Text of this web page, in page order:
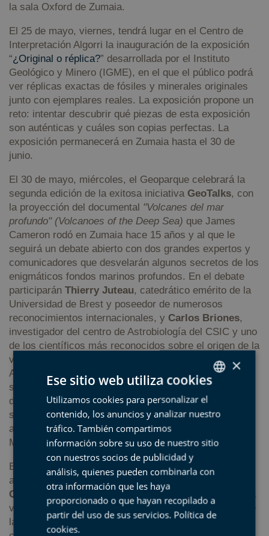
la sala Oxford de Zumaia.
El 25 de mayo, viernes, tendrá lugar en el Centro de
Interpretación Algorri la inauguración de la exposición
“¿Original o réplica?” desarrollada por el Instituto
Geológico y Minero (IGME), en el que el público podrá
ver réplicas exactas de fósiles y minerales originales
junto con ejemplares reales. La exposición propone un
reto: intentar descubrir qué piezas de esta exposición
son auténticas y cuáles son copias perfectas. La
exposición permanecerá en Zumaia hasta el 30 de
junio.
El 30 de mayo, miércoles, el Geoparque celebrará la
segunda edición de la exitosa iniciativa GeoTalks, con
la proyección del documental "Volcanes del mar
profundo" (Volcanoes of the Deep Sea) que James
Cameron rodó en Zumaia hace 15 años y al que le
seguirá un debate abierto con dos grandes expertos y
comunicadores que desvelarán algunos secretos de los
enigmáticos fondos marinos profundos. En el debate
participarán Thierry Juteau, catedrático emérito de la
Universidad de Brest y poseedor de numerosos
reconocimientos internacionales, y Carlos Briones,
investigador del centro de Astrobiología del CSIC y uno
de los científicos más reconocidos sobre el origen de la
vida en la Tierra. El director científico de Geoparkea,
Asier Hilario, hará las veces de moderador. Sin duda,
será una ocasión única para ver y escuchar a dos
destacados expertos de gran renombre debatiendo
sobre ciencia, vida y mares profundos. El evento,
abierto a todo el público, tendrá lugar en el Cine Aita
Mari de Zumaia, a partir de las 19:00 horas.
El 31 de mayo, jueves, el Camping Itxaspe de Itziar
acogerá el acto de presentación de la iniciativa
GeoparkeZaleak
, que engloba hasta el momento a una
veintena de entidades colaboradoras del Geoparque de
la Costa Vasca. El acto será a las 11:00 horas y
SPANISH
BASQUE
ENGLISH
×
Ese sitio web utiliza cookies
Utilizamos cookies para personalizar el
contenido, los anuncios y analizar nuestro
tráfico. También compartimos
información sobre su uso de nuestro sitio
con nuestros socios de publicidad y
análisis, quienes pueden combinarla con
otra información que les haya
proporcionado o que hayan recopilado a
partir del uso de sus servicios. Política de
cookies.